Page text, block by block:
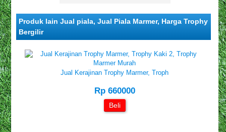
Produk lain Jual piala, Jual Piala Marmer, Harga Trophy
Bergilir
Jual Kerajinan Trophy Marmer, Troph
Rp 660000
Beli